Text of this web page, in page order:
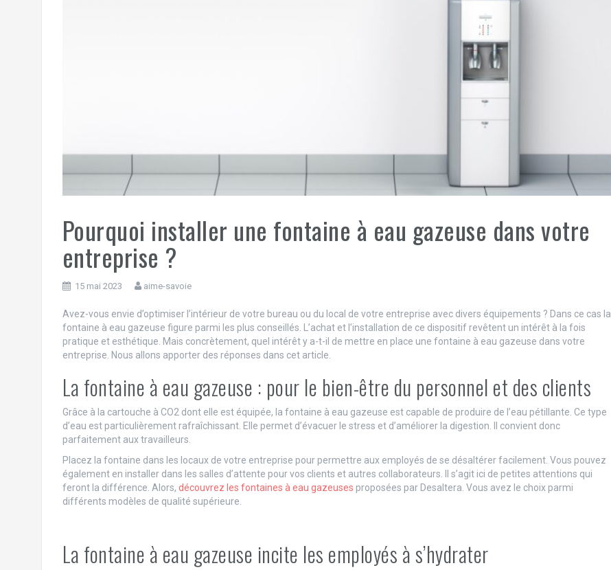
Pourquoi installer une fontaine à eau gazeuse dans votre
entreprise ?
15 mai 2023 aime-savoie
Avez-vous envie d’optimiser l’intérieur de votre bureau ou du local de votre entreprise avec divers équipements ? Dans ce cas la
fontaine à eau gazeuse figure parmi les plus conseillés. L’achat et l’installation de ce dispositif revêtent un intérêt à la fois
pratique et esthétique. Mais concrètement, quel intérêt y a-t-il de mettre en place une fontaine à eau gazeuse dans votre
entreprise. Nous allons apporter des réponses dans cet article.
La fontaine à eau gazeuse : pour le bien-être du personnel et des clients
Grâce à la cartouche à CO2 dont elle est équipée, la fontaine à eau gazeuse est capable de produire de l’eau pétillante. Ce type
d’eau est particulièrement rafraîchissant. Elle permet d’évacuer le stress et d’améliorer la digestion. Il convient donc
parfaitement aux travailleurs.
Placez la fontaine dans les locaux de votre entreprise pour permettre aux employés de se désaltérer facilement. Vous pouvez
également en installer dans les salles d’attente pour vos clients et autres collaborateurs. Il s’agit ici de petites attentions qui
feront la différence. Alors, découvrez les fontaines à eau gazeuses proposées par Desaltera. Vous avez le choix parmi
différents modèles de qualité supérieure.
La fontaine à eau gazeuse incite les employés à s’hydrater